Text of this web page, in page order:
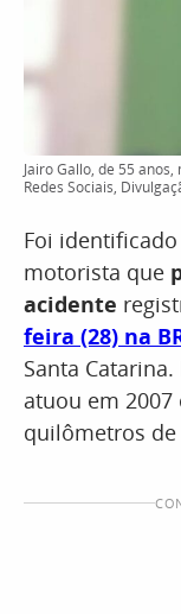
Jairo Gallo, de 55
Redes Sociais,
Foi
motorista que
acidente
feira (28) na
Santa Catarina.
atuou em 2007
quilômetros de